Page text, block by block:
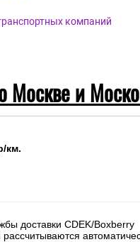
компаний
Москве и
км.
доставки CDEK/Boxberry